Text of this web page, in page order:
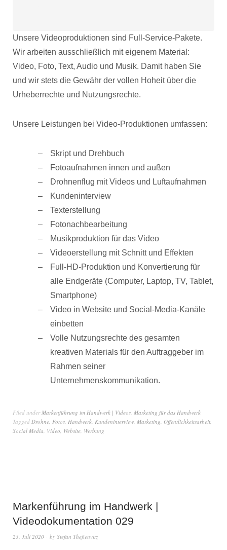
Unsere Videoproduktionen sind Full-Service-Pakete.
Wir arbeiten ausschließlich mit eigenem Material:
Video, Foto, Text, Audio und Musik. Damit haben Sie
und wir stets die Gewähr der vollen Hoheit über die
Urheberrechte und Nutzungsrechte.
Unsere Leistungen bei Video-Produktionen umfassen:
Skript und Drehbuch
Fotoaufnahmen innen und außen
Drohnenflug mit Videos und Luftaufnahmen
Kundeninterview
Texterstellung
Fotonachbearbeitung
Musikproduktion für das Video
Videoerstellung mit Schnitt und Effekten
Full-HD-Produktion und Konvertierung für
alle Endgeräte (Computer, Laptop, TV, Tablet,
Smartphone)
Video in Website und Social-Media-Kanäle
einbetten
Volle Nutzungsrechte des gesamten
kreativen Materials für den Auftraggeber im
Rahmen seiner
Unternehmenskommunikation.
Filed underMarkenführung im Handwerk | Videos, Marketing für das Handwerk
Tagged Drohne, Fotos, Handwerk, Kundeninterview, Marketing, Öffentlichkeitsarbeit,
Social Media, Video, Website, Werbung
Markenführung im Handwerk |
Videodokumentation 029
23. Juli 2020 by Stefan Theßenvitz